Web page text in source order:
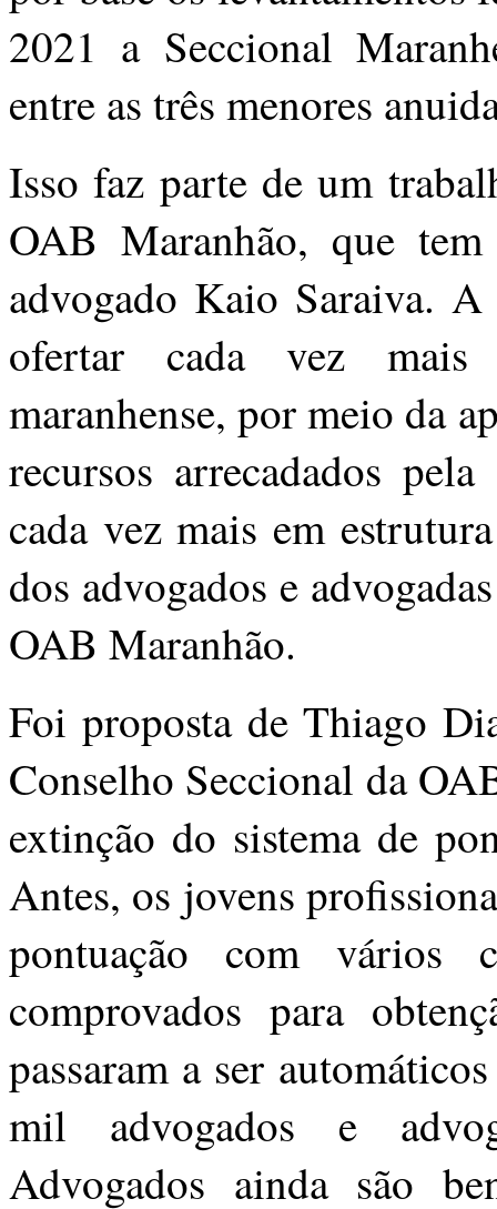
2021 a Seccional
entre as três menores
Isso faz parte de um
OAB Maranhão, que
advogado Kaio Saraiva.
ofertar cada vez mais
maranhense, por meio da
recursos arrecadados
cada vez mais em
dos advogados e
OAB Maranhão.
Foi proposta de Thiago
Conselho Seccional da
extinção do sistema de
Antes, os jovens
pontuação com vários
comprovados para
passaram a ser
mil advogados e
Advogados ainda são